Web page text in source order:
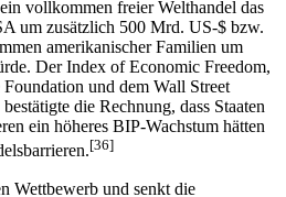
Das Institute for International
vollkommen freier Welthandel das
um zusätzlich 500 Mrd. US-$ bzw.
amerikanischer Familien um
Der Index of Economic Freedom,
und dem Wall Street
die Rechnung, dass Staaten
ein höheres BIP-Wachstum hätten